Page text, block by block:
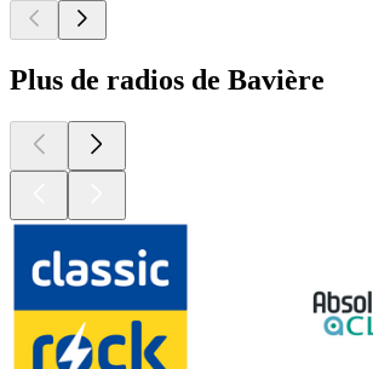
Plus de radios de Bavière